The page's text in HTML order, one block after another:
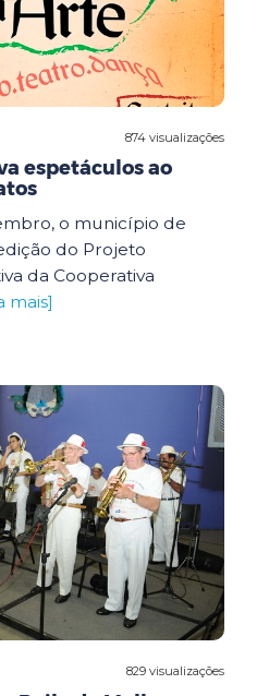
874 visualizações
espetáculos ao
o município de
do Projeto
da Cooperativa
mais]
829 visualizações